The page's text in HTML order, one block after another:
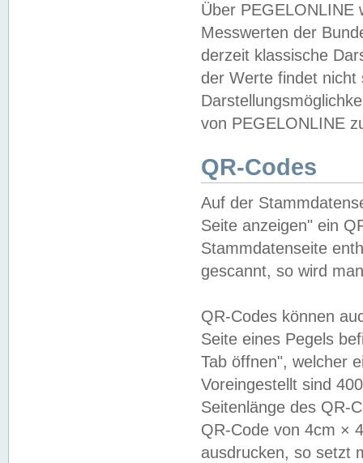
Über PEGELONLINE
Messwerten der
derzeit klassische
der Werte findet
von PEGELONLINE
QR-Codes
Auf der
Seite anzeigen" ein
Stammdatenseite
gescannt, so wird
QR-Codes können
Seite eines Pegels
Tab öffnen", welcher
Voreingestellt sind
Seitenlänge des QR-
QR-Code von 4cm ×
ausdrucken, so setzt